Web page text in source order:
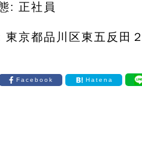
: 正社員
東京都品川区東五反田２
Facebook Hatena